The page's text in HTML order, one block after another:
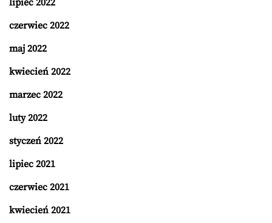
lipiec 2022
czerwiec 2022
maj 2022
kwiecień 2022
marzec 2022
luty 2022
styczeń 2022
lipiec 2021
czerwiec 2021
kwiecień 2021